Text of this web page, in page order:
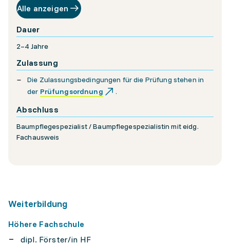
Alle anzeigen
Dauer
2–4 Jahre
Zulassung
Die Zulassungsbedingungen für die Prüfung stehen in
der Prüfungsordnung .
Abschluss
Baumpflegespezialist / Baumpflegespezialistin mit eidg.
Fachausweis
Weiterbildung
Höhere Fachschule
dipl. Förster/in HF